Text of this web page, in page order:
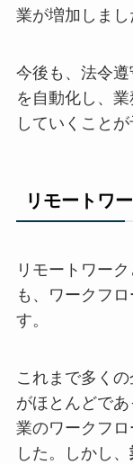
業が増加しまし
今後も、法令
を自動化し、
していくことが
リモートワ
リモートワー
も、ワークフ
す。
これまで多く
がほとんどで
業のワークフ
した。しかし、